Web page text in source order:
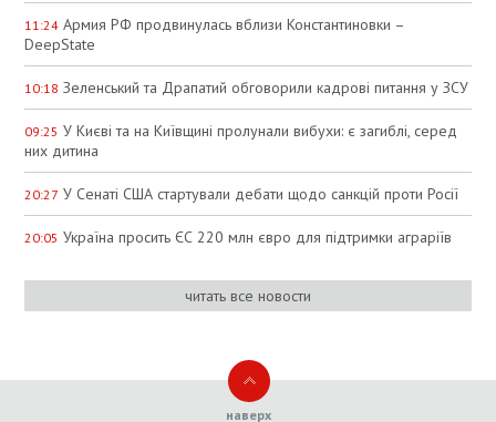
11:24 Армия РФ продвинулась вблизи Константиновки –
DeepState
10:18 Зеленський та Драпатий обговорили кадрові питання у ЗСУ
09:25 У Києві та на Київщині пролунали вибухи: є загиблі, серед
них дитина
20:27 У Сенаті США стартували дебати щодо санкцій проти Росії
20:05 Україна просить ЄС 220 млн євро для підтримки аграріїв
читать все новости
наверх